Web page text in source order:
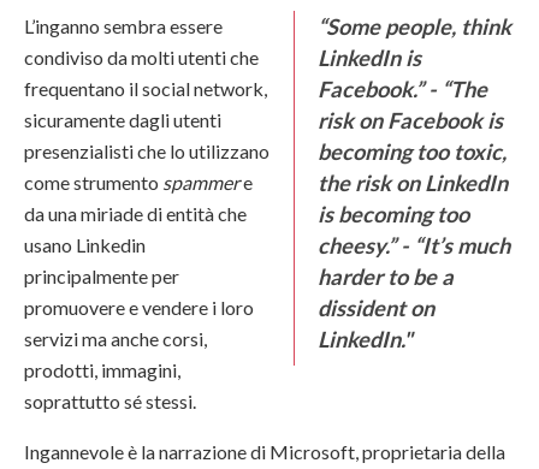
“Some people, think
LinkedIn is
Facebook.” - “The
risk on Facebook is
becoming too toxic,
the risk on LinkedIn
is becoming too
cheesy.” - “It’s much
harder to be a
dissident on
LinkedIn."
L’inganno sembra essere
condiviso da molti utenti che
frequentano il social network,
sicuramente dagli utenti
presenzialisti che lo utilizzano
come strumento spammere
da una miriade di entità che
usano Linkedin
principalmente per
promuovere e vendere i loro
servizi ma anche corsi,
prodotti, immagini,
soprattutto sé stessi.
Ingannevole è la narrazione di Microsoft, proprietaria della